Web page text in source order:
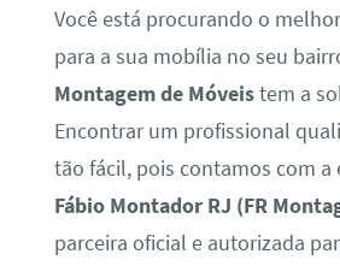
Você está procurando o
para a sua mobília no seu
Montagem de Móveistem a
Encontrar um profissional
tão fácil, pois contamos com a
Fábio Montador RJ (FR
parceira oficial e autorizada